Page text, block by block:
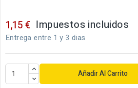
1,15 € Impuestos incluidos
Entrega entre 1 y 3 dias
Añadir Al Carrito